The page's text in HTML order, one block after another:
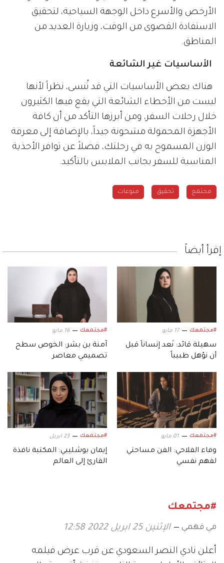
الأرخص والأسرع داخل الوجهة السياحية، لتحقيق
الاستفادة القصوى من الوقت، وزيارة العديد من
المناطق.
الأساسيات غير الشائعة
هناك بعض الأساسيات التي قد تُنسى، نظراً لأنها
ليست من الأخطاء الشائعة التي يقع فيها الكثيرون
خلال رحلات السفر، ومن أبرزها التأكد من أن كافة
الأجهزة المحمولة مشحونة جيداً، بالإضافة إلى معرفة
الوزن المسموح به في رحلتك، فضلاً عن توافر الأحذية
المناسبة للسفر بجانب الملابس بالتأكيد.
مجتمع تحقيق منوعات
إقرأ أيضاً
#مجتمعك 17 مايو
سهيلة قائد: نُعد إنساناً قبل
أن نؤهل طبيباً
#مجتمعك 16 مايو
آمنة بن بشر: الخوص سطح
تصميمي معاصر
#مجتمعك 01 مايو
وفاء الفلاحي: الفن مساحتي
لفهم نفسي
#مجتمعك 23 ابريل
إيمان بوشليبي: المكتبة نافذة
القارئ إلى العالم
#مجتمعك
مي فهمي الإثنين 25 ابريل 2022 12:58
أعلن نادي النصر السعودي عن قرب عرض فيلمه